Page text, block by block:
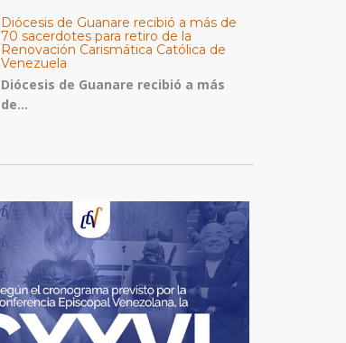
Diócesis de Guanare recibió a más de
70 sacerdotes para retiro de la
Renovación Carismática Católica de
Venezuela
Diócesis de Guanare recibió a más
de...